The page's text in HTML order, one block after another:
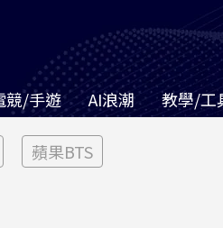
競/手遊 AI浪潮 教學/工
蘋果BTS